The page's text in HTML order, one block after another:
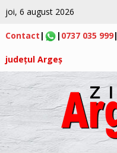
joi, 6 august 2026
Contact | | 0737 035 999|
județul Argeș